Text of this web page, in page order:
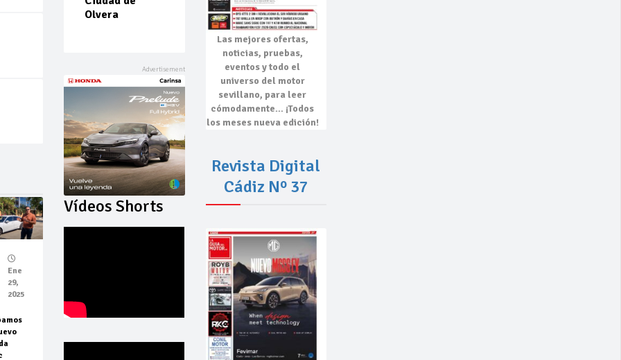
Ene
29,
2025
Olvera
Vídeos Shorts
Las mejores ofertas,
noticias, pruebas,
eventosy todo el
universo del motor
sevillano, para leer
cómodamente… ¡Todos
los meses nueva edición!
Revista Digital
Cádiz Nº 37